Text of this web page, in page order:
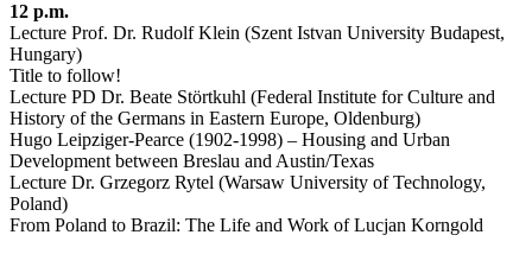
12 p.m.
Lecture Prof. Dr. Rudolf Klein (Szent Istvan University Budapest,
Hungary)
Title to follow!
Lecture PD Dr. Beate Störtkuhl (Federal Institute for Culture and
History of the Germans in Eastern Europe, Oldenburg)
Hugo Leipziger-Pearce (1902-1998) – Housing and Urban
Development between Breslau and Austin/Texas
Lecture Dr. Grzegorz Rytel (Warsaw University of Technology,
Poland)
From Poland to Brazil: The Life and Work of Lucjan Korngold